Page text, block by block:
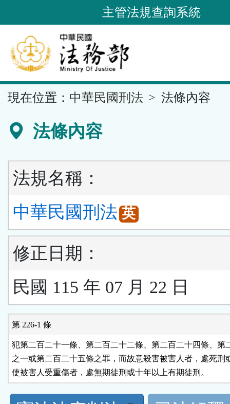
到
要
內
容
區
主管法規查詢系統
現在位置： 中華民國刑法 法條內容
法條內容
法規名稱：
中華民國刑法 英
修正日期：
民國 115 年 07 月 22 日
第 226-1 條
犯第二百二十一條、第二百二十二條、第二百二十四條、第
之一或第二百二十五條之罪，而故意殺害被害人者，處死刑
使被害人受重傷者，處無期徒刑或十年以上有期徒刑。